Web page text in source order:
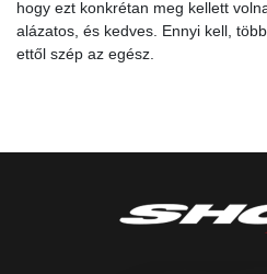
hogy ezt konkrétan meg kellett
alázatos, és kedves. Ennyi kell,
ettől szép az egész.